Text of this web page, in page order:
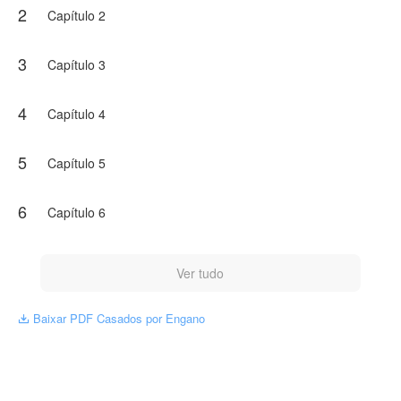
2 Capítulo 2
3 Capítulo 3
4 Capítulo 4
5 Capítulo 5
6 Capítulo 6
Ver tudo
 Baixar PDF Casados por Engano